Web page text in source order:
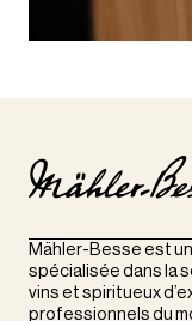
Mähler-Besse est
spécialisée dans la
vins et spiritueux
professionnels du